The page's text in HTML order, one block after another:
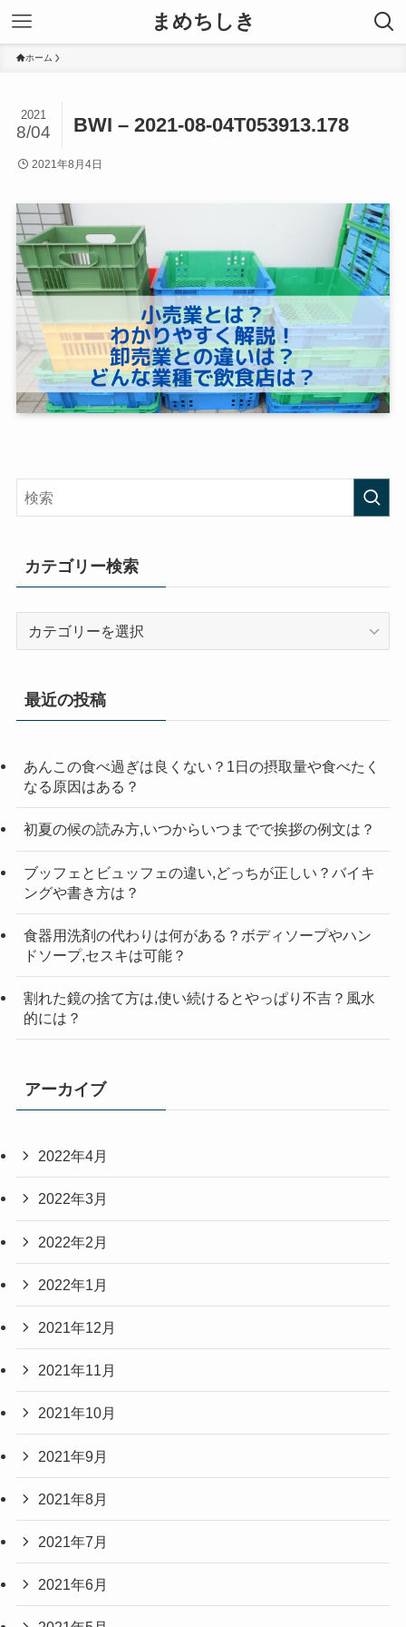
まめちしき
ホーム
BWI – 2021-08-04T053913.178
2021
8/04
2021年8月4日
カテゴリー検索
リ
索
最近の投稿
あんこの食べ過ぎは良くない？1日の摂取量や食べたく
なる原因はある？
初夏の候の読み方,いつからいつまでで挨拶の例文は？
ブッフェとビュッフェの違い,どっちが正しい？バイキ
ングや書き方は？
食器用洗剤の代わりは何がある？ボディソープやハン
ドソープ,セスキは可能？
割れた鏡の捨て方は,使い続けるとやっぱり不吉？風水
的には？
アーカイブ
2022年4月
2022年3月
2022年2月
2022年1月
2021年12月
2021年11月
2021年10月
2021年9月
2021年8月
2021年7月
2021年6月